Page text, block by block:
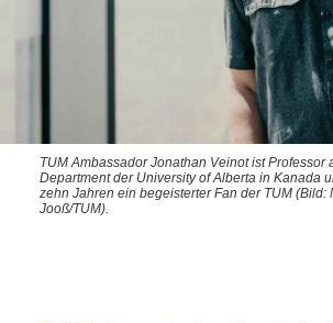
TUM Ambassador Jonathan Veinot ist Professor
Department der University of Alberta in Kanada
zehn Jahren ein begeisterter Fan der TUM (Bild:
Jooß/TUM).